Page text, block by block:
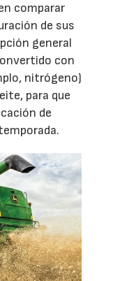
comparar
de sus
general
con
nitrógeno)
para que
de